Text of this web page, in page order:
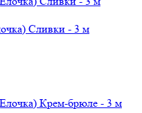
Сливки - 3 м